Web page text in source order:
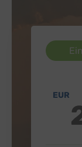
EUR